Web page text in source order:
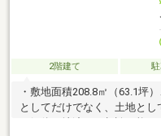
2階建て
・敷地面積208.8㎡（63.1坪
としてだけでなく、土地と